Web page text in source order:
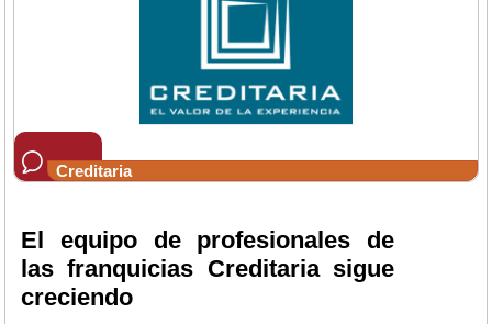
Creditaria
El equipo de profesionales de
las franquicias Creditaria sigue
creciendo